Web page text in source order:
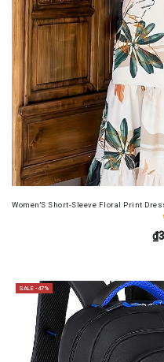
Women'S Short-Sleeve Floral Print
SALE -47%